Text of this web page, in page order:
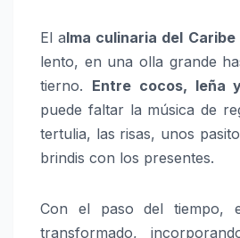
El alma culinaria del Caribe
lento, en una olla grande
tierno. Entre cocos, leña
puede faltar la música de
tertulia, las risas, unos
brindis con los presentes.
Con el paso del tiempo,
transformado,